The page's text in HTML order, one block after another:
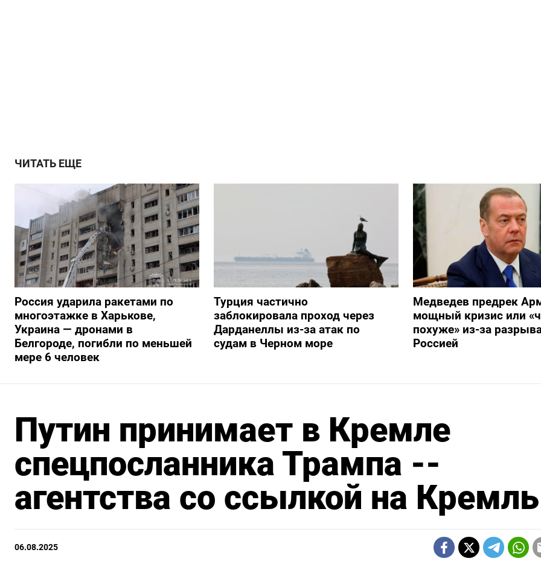
ЧИТАТЬ ЕЩЕ
Россия ударила ракетами по
многоэтажке в Харькове,
Украина — дронами в
Белгороде, погибли по меньшей
мере 6 человек
Турция частично
заблокировала проход через
Дарданеллы из-за атак по
судам в Черном море
Медведев предрек
мощный кризис или
похуже» из-за
Россией
Путин принимает в Кремле
спецпосланника Трампа --
агентства со ссылкой на Кремль
06.08.2025